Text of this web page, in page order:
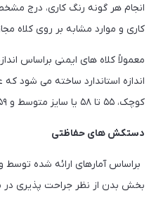
انجام هر گونه رنگ کاری، درج
کاری و موارد مشابه بر روی کلاه
معمولاً کلاه های ایمنی براساس
کوچک، ۵۵ تا ۵۸ یا سایز متوسط و ۵۹ سانتیمتر و بیشتر با سایز بزرگ.
دستکش های حفاظتی
براساس آمارهای ارائه شده توسط
بخش بدن از نظر جراحت پذیری در